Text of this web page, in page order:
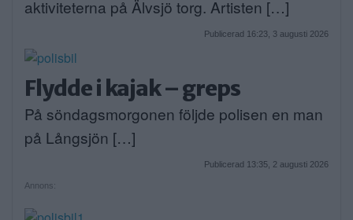
aktiviteterna på Älvsjö torg. Artisten […]
Publicerad 16:23, 3 augusti 2026
Flydde i kajak – greps
På söndagsmorgonen följde polisen en man
på Långsjön […]
Publicerad 13:35, 2 augusti 2026
Annons: